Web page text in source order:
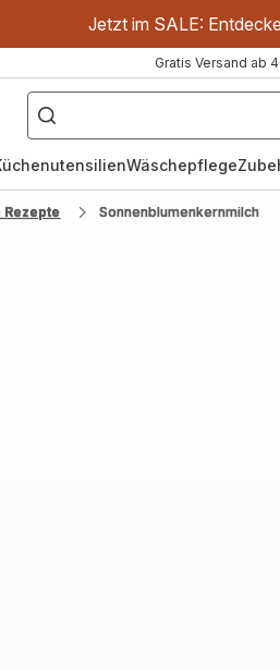
Jetzt im SALE:
Gratis Versand ab
["OptiGrill","Easy
Fry","Pfanne"]
Wäschepflege
Rezepte Sonnenblumenkernmilch